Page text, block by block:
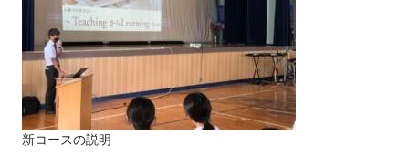
新コースの説明